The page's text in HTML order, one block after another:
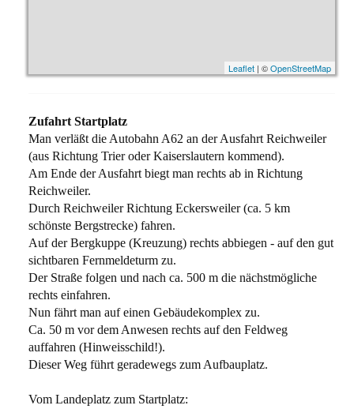
Leaflet | ©OpenStreetMap
Zufahrt Startplatz
Man verläßt die Autobahn A62 an der Ausfahrt Reichweiler
(aus Richtung Trier oder Kaiserslautern kommend).
Am Ende der Ausfahrt biegt man rechts ab in Richtung
Reichweiler.
Durch Reichweiler Richtung Eckersweiler (ca. 5 km
schönste Bergstrecke) fahren.
Auf der Bergkuppe (Kreuzung) rechts abbiegen - auf den gut
sichtbaren Fernmeldeturm zu.
Der Straße folgen und nach ca. 500 m die nächstmögliche
rechts einfahren.
Nun fährt man auf einen Gebäudekomplex zu.
Ca. 50 m vor dem Anwesen rechts auf den Feldweg
auffahren (Hinweisschild!).
Dieser Weg führt geradewegs zum Aufbauplatz.
Vom Landeplatz zum Startplatz: